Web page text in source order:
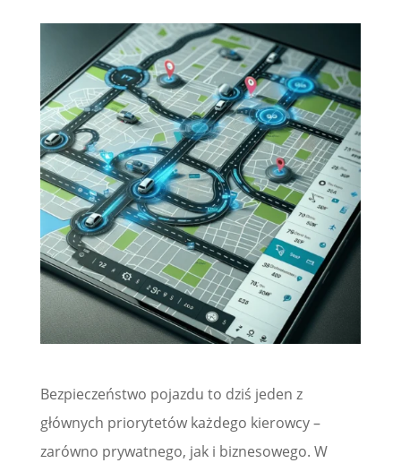
Bezpieczeństwo pojazdu to dziś jeden z
głównych priorytetów każdego kierowcy –
zarówno prywatnego, jak i biznesowego. W